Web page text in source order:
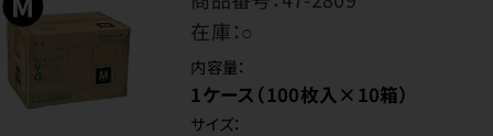
在庫：○
内容量：
1ケース（100枚入×10箱）
サイズ：